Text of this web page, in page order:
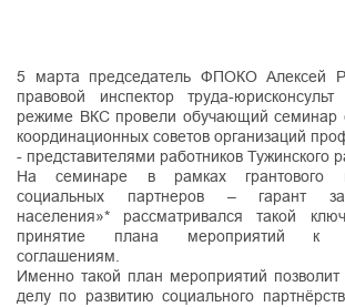
5 марта председатель ФПОКО Алексей
правовой инспектор труда-
режиме ВКС провели обучающий семинар
координационных советов организаций
- представителями работников Тужинского
На семинаре в рамках грантового
социальных партнеров – гарант
населения»* рассматривался такой
принятие плана мероприятий к
соглашениям.
Именно такой план мероприятий позволит
делу по развитию социального